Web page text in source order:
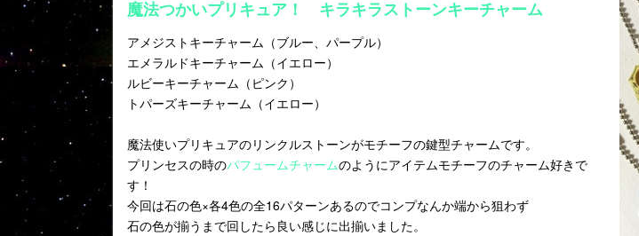
魔法つかいプリキュア！ キラキラストーンキーチャーム
アメジストキーチャーム（ブルー、パープル）
エメラルドキーチャーム（イエロー）
ルビーキーチャーム（ピンク）
トパーズキーチャーム（イエロー）
魔法使いプリキュアのリンクルストーンがモチーフの鍵型チャームです。
プリンセスの時のパフュームチャームのようにアイテムモチーフのチャーム好きで
す！
今回は石の色×各4色の全16パターンあるのでコンプなんか端から狙わず
石の色が揃うまで回したら良い感じに出揃いました。